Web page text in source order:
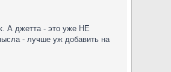
А джетта - это уже НЕ
- лучше уж добавить на